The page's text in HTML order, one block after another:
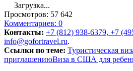
Загрузка...
Просмотров: 57 642
Комментариев: 0
Контакты: +7 (812) 938-6379, +7
info@gofortravel.ru.
Ссылки по теме: Туристическая
приглашениюВиза в США для